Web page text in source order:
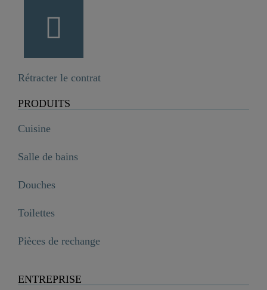
Rétracter le contrat
PRODUITS
Cuisine
Salle de bains
Douches
Toilettes
Pièces de rechange
ENTREPRISE